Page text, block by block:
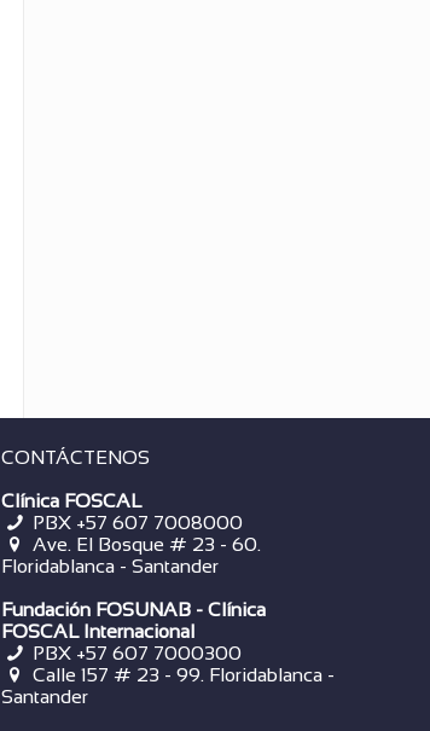
CONTÁCTENOS
Clínica FOSCAL
PBX +57 607 7008000
Ave. El Bosque # 23 - 60.
Floridablanca - Santander
Fundación FOSUNAB - Clínica
FOSCAL Internacional
PBX +57 607 7000300
Calle 157 # 23 - 99. Floridablanca -
Santander